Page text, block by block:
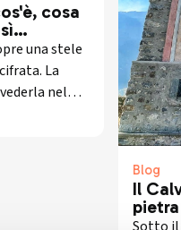
cosa
una stele
La
nel
e Segreti.
Blog
Il